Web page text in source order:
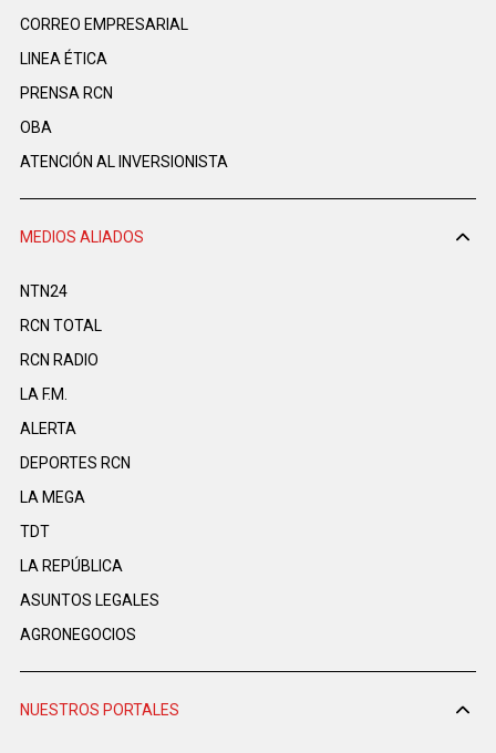
CORREO EMPRESARIAL
LINEA ÉTICA
PRENSA RCN
OBA
ATENCIÓN AL INVERSIONISTA
MEDIOS ALIADOS
NTN24
RCN TOTAL
RCN RADIO
LA F.M.
ALERTA
DEPORTES RCN
LA MEGA
TDT
LA REPÚBLICA
ASUNTOS LEGALES
AGRONEGOCIOS
NUESTROS PORTALES